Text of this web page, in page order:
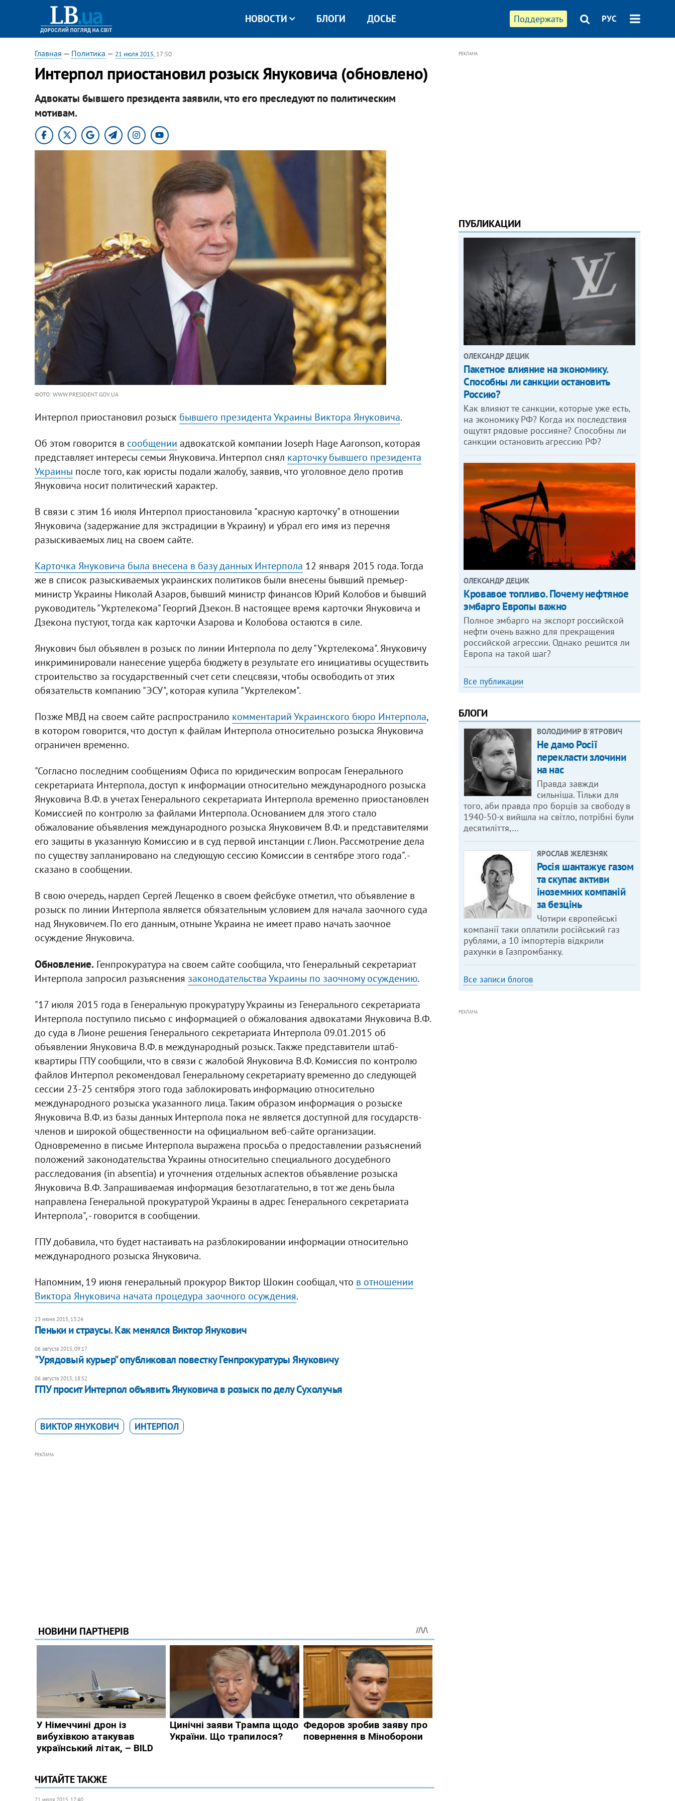
Поддержать РУС
НОВОСТИ БЛОГИ ДОСЬЕ
Главная — Политика — 21 июля 2015, 17:50
Интерпол приостановил розыск Януковича (обновлено)
Адвокаты бывшего президента заявили, что его преследуют по политическим
мотивам.
ФОТО: WWW.PRESIDENT.GOV.UA
Интерпол приостановил розыск бывшего президента Украины Виктора Януковича.
Об этом говорится в сообщении адвокатской компании Joseph Hage Aaronson, которая
представляет интересы семьи Януковича. Интерпол снял карточку бывшего президента
Украины после того, как юристы подали жалобу, заявив, что уголовное дело против
Януковича носит политический характер.
В связи с этим 16 июля Интерпол приостановила "красную карточку" в отношении
Януковича (задержание для экстрадиции в Украину) и убрал его имя из перечня
разыскиваемых лиц на своем сайте.
Карточка Януковича была внесена в базу данных Интерпола 12 января 2015 года. Тогда
же в список разыскиваемых украинских политиков были внесены бывший премьер-
министр Украины Николай Азаров, бывший министр финансов Юрий Колобов и бывший
руководитель "Укртелекома" Георгий Дзекон. В настоящее время карточки Януковича и
Дзекона пустуют, тогда как карточки Азарова и Колобова остаются в силе.
Янукович был объявлен в розыск по линии Интерпола по делу "Укртелекома". Януковичу
инкриминировали нанесение ущерба бюджету в результате его инициативы осуществить
строительство за государственный счет сети спецсвязи, чтобы освободить от этих
обязательств компанию "ЭСУ", которая купила "Укртелеком".
Позже МВД на своем сайте распространило комментарий Украинского бюро Интерпола,
в котором говорится, что доступ к файлам Интерпола относительно розыска Януковича
ограничен временно.
"Согласно последним сообщениям Офиса по юридическим вопросам Генерального
секретариата Интерпола, доступ к информации относительно международного розыска
Януковича В.Ф. в учетах Генерального секретариата Интерпола временно приостановлен
Комиссией по контролю за файлами Интерпола. Основанием для этого стало
обжалование объявления международного розыска Януковичем В.Ф. и представителями
его защиты в указанную Комиссию и в суд первой инстанции г. Лион. Рассмотрение дела
по существу запланировано на следующую сессию Комиссии в сентябре этого года". -
сказано в сообщении.
В свою очередь, нардеп Сергей Лещенко в своем фейсбуке отметил, что объявление в
розыск по линии Интерпола является обязательным условием для начала заочного суда
над Януковичем. По его данным, отныне Украина не имеет право начать заочное
осуждение Януковича.
Обновление.Генпрокуратура на своем сайте сообщила, что Генеральный секретариат
Интерпола запросил разъяснения законодательства Украины по заочному осуждению.
"17 июля 2015 года в Генеральную прокуратуру Украины из Генерального секретариата
Интерпола поступило письмо с информацией о обжалования адвокатами Януковича В.Ф.
до суда в Лионе решения Генерального секретариата Интерпола 09.01.2015 об
объявлении Януковича В.Ф. в международный розыск. Также представители штаб-
квартиры ГПУ сообщили, что в связи с жалобой Януковича В.Ф. Комиссия по контролю
файлов Интерпол рекомендовал Генеральному секретариату временно до следующей
сессии 23-25 сентября этого года заблокировать информацию относительно
международного розыска указанного лица. Таким образом информация о розыске
Януковича В.Ф. из базы данных Интерпола пока не является доступной для государств-
членов и широкой общественности на официальном веб-сайте организации.
Одновременно в письме Интерпола выражена просьба о предоставлении разъяснений
положений законодательства Украины относительно специального досудебного
расследования (in absentia) и уточнения отдельных аспектов объявление розыска
Януковича В.Ф. Запрашиваемая информация безотлагательно, в тот же день была
направлена Генеральной прокуратурой Украины в адрес Генерального секретариата
Интерпола", - говорится в сообщении.
ГПУ добавила, что будет настаивать на разблокировании информации относительно
международного розыска Януковича.
Напомним, 19 июня генеральный прокурор Виктор Шокин сообщал, что в отношении
Виктора Януковича начата процедура заочного осуждения.
23 июня 2015, 13:24
Пеньки и страусы. Как менялся Виктор Янукович
06 августа 2015, 09:17
"Урядовый курьер" опубликовал повестку Генпрокуратуры Януковичу
06 августа 2015, 18:52
ГПУ просит Интерпол объявить Януковича в розыск по делу Сухолучья
ВИКТОР ЯНУКОВИЧ ИНТЕРПОЛ
РЕКЛАМА
ЧИТАЙТЕ ТАКЖЕ
21 июля 2015, 17:40
РЕКЛАМА
ПУБЛИКАЦИИ
ОЛЕКСАНДР ДЕЦИК
Пакетное влияние на экономику.
Способны ли санкции остановить
Россию?
Как влияют те санкции, которые уже есть,
на экономику РФ? Когда их последствия
ощутят рядовые россияне? Способны ли
санкции остановить агрессию РФ?
ОЛЕКСАНДР ДЕЦИК
Кровавое топливо. Почему нефтяное
эмбарго Европы важно
Полное эмбарго на экспорт российской
нефти очень важно для прекращения
российской агрессии. Однако решится ли
Европа на такой шаг?
Все публикации
БЛОГИ
ВОЛОДИМИР В'ЯТРОВИЧ
Не дамо Росії
перекласти злочини
на нас
Правда завжди
сильніша. Тільки для
того, аби правда про борців за свободу в
1940-50-х вийшла на світло, потрібні були
десятиліття,…
ЯРОСЛАВ ЖЕЛЕЗНЯК
Росія шантажує газом
та скупає активи
іноземних компаній
за безцінь
Чотири європейські
компанії таки оплатили російський газ
рублями, а 10 імпортерів відкрили
рахунки в Газпромбанку.
Все записи блогов
РЕКЛАМА